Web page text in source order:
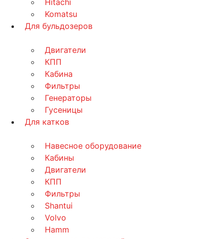
Komatsu
Для бульдозеров
Двигатели
КПП
Кабина
Фильтры
Генераторы
Гусеницы
Для катков
Навесное оборудование
Кабины
Двигатели
КПП
Фильтры
Shantui
Volvo
Hamm